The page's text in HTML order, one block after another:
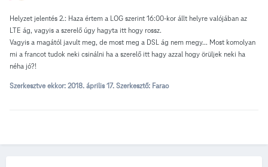
Helyzet jelentés 2.: Haza értem a LOG szerint 16:00-kor állt helyre valójában az
LTE ág, vagyis a szerelő úgy hagyta itt hogy rossz.
Vagyis a magától javult meg, de most meg a DSL ág nem megy... Most komolyan
mi a francot tudok neki csinálni ha a szerelő itt hagy azzal hogy örüljek neki ha
néha jó?!
Szerkesztve ekkor: 2018. április 17. Szerkesztő: Farao